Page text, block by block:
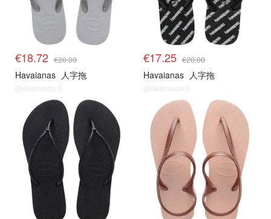
€18.72 €20.00
Havaianas 人字拖
@dealmoon.it
€17.25 €20.00
Havaianas 人字拖
@dealmoon.it